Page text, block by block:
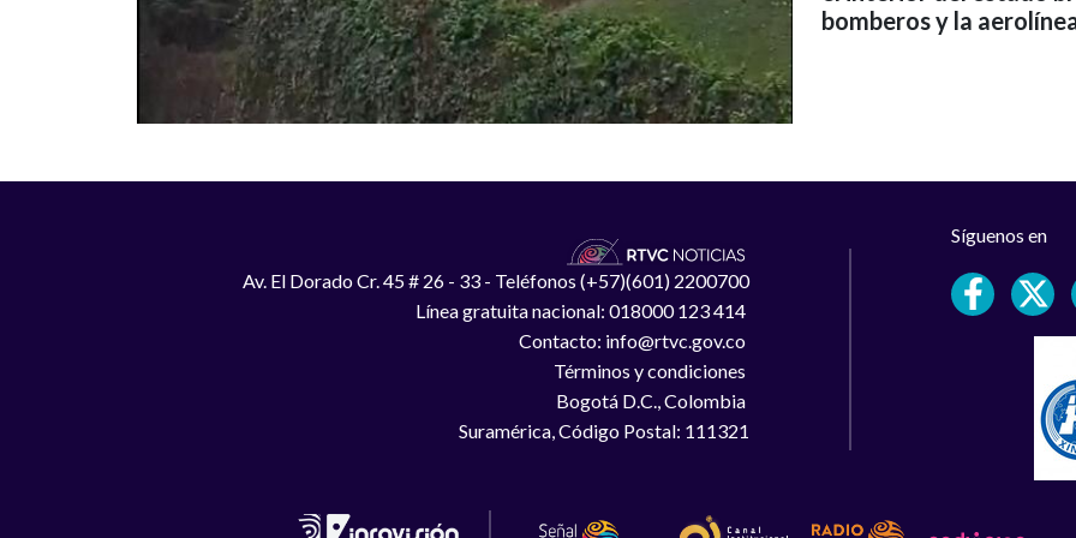
bomberos y la
Av. El Dorado Cr. 45 # 26 - 33 - Teléfonos (+57)(601) 2200700
Línea gratuita nacional: 018000 123 414
Contacto: info@rtvc.gov.co
Términos y condiciones
Bogotá D.C., Colombia
Suramérica, Código Postal: 111321
Síguenos en